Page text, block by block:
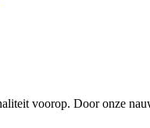
voorop. Door onze